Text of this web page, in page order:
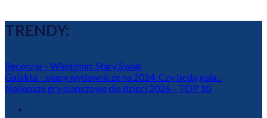
TRENDY:
Recenzja – Wiedźmin: Stary Świat
Galakta – plany wydawnicze na 2024. Czy będą gala...
Najlepsze gry planszowe dla dzieci 2026 – TOP 10